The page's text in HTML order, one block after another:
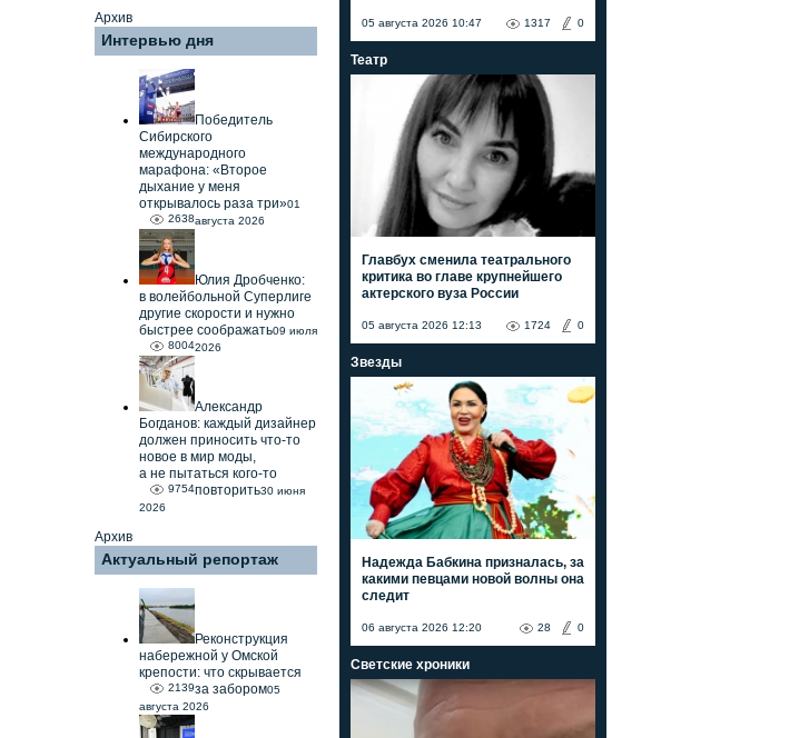
Архив
Интервью дня
Победитель
Сибирского
международного
марафона: «Второе
дыхание у меня
открывалось раза три»
2638
01
августа 2026
Юлия Дробченко:
в волейбольной Суперлиге
другие скорости и нужно
быстрее соображать
8004
09 июля
2026
Александр
Богданов: каждый дизайнер
должен приносить что-то
новое в мир моды,
а не пытаться кого-то
повторить
9754
30 июня
2026
Архив
Актуальный репортаж
Реконструкция
набережной у Омской
крепости: что скрывается
за забором
2139
05
августа 2026
05 августа 2026 10:47 0
1317
Театр
Главбух сменила театрального
критика во главе крупнейшего
актерского вуза России
05 августа 2026 12:13 0
1724
Звезды
Надежда Бабкина призналась, за
какими певцами новой волны она
следит
06 августа 2026 12:20 0
28
Светские хроники